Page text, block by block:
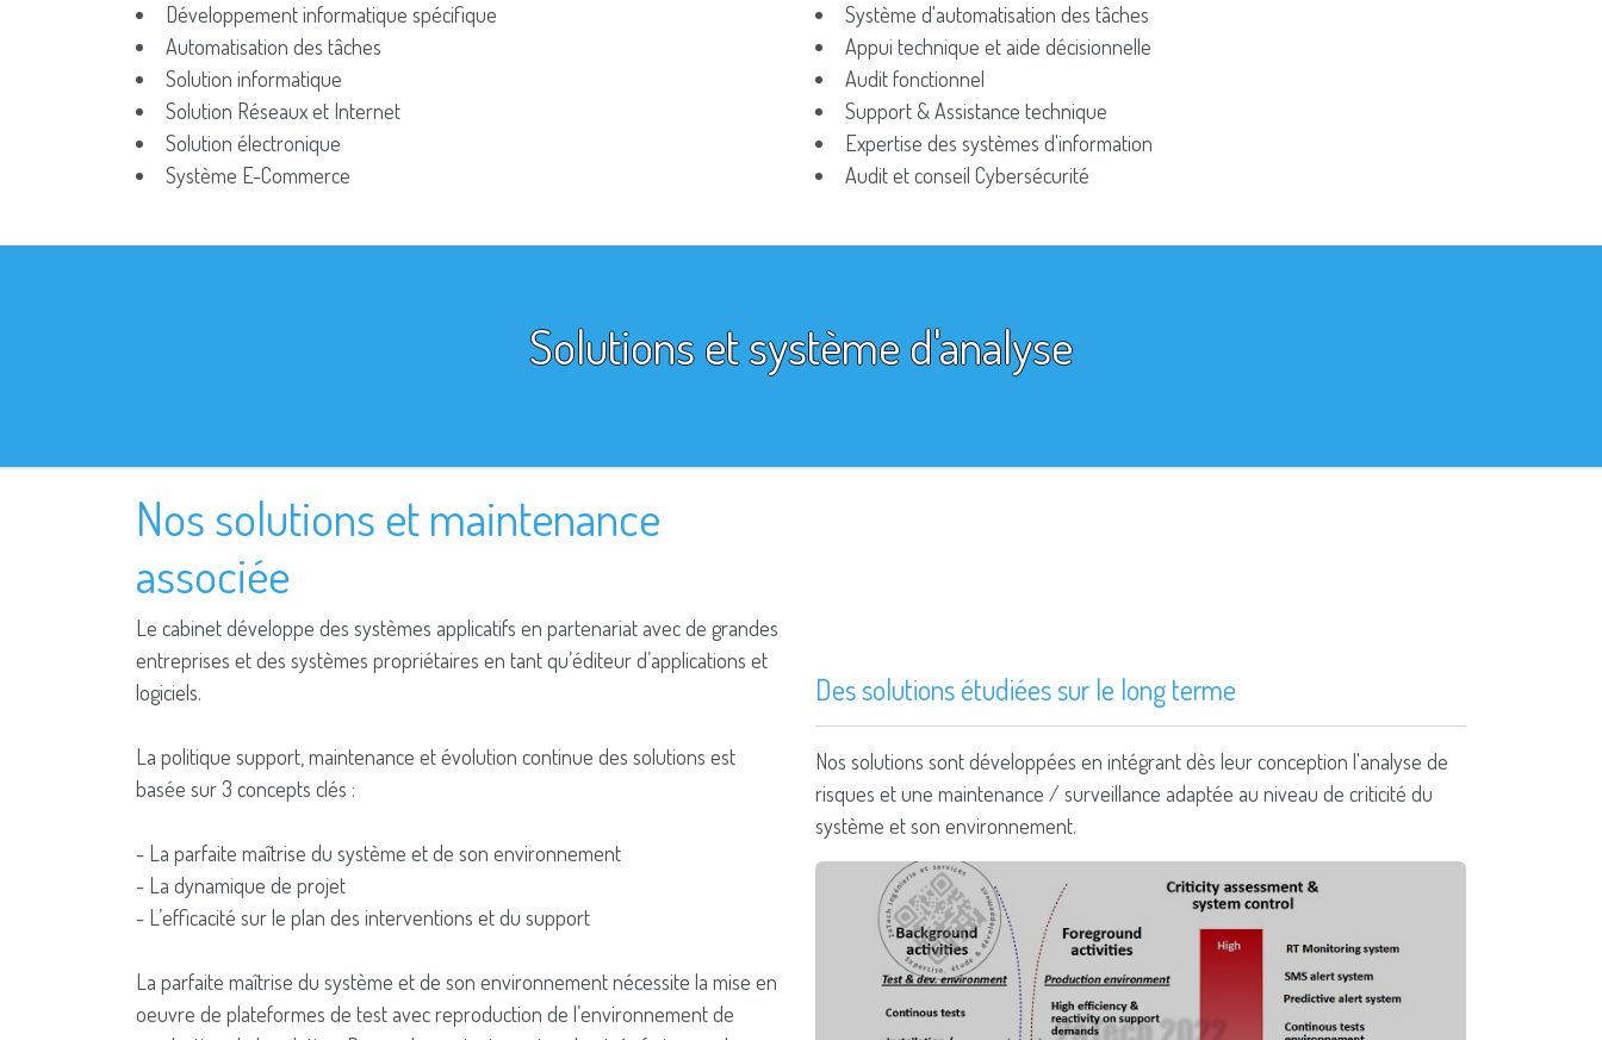
Développement informatique spécifique
Automatisation des tâches
Solution informatique
Solution Réseaux et Internet
Solution électronique
Système E-Commerce
Système d'automatisation des tâches
Appui technique et aide décisionnelle
Audit fonctionnel
Support & Assistance technique
Expertise des systèmes d'information
Audit et conseil Cybersécurité
Solutions et système d'analyse
Nos solutions et maintenance
associée
Le cabinet développe des systèmes applicatifs en partenariat avec de grandes
entreprises et des systèmes propriétaires en tant qu’éditeur d’applications et
logiciels.
La politique support, maintenance et évolution continue des solutions est
basée sur 3 concepts clés :
- La parfaite maîtrise du système et de son environnement
- La dynamique de projet
- L’efficacité sur le plan des interventions et du support
La parfaite maîtrise du système et de son environnement nécessite la mise en
oeuvre de plateformes de test avec reproduction de l’environnement de
Des solutions étudiées sur le long terme
Nos solutions sont développées en intégrant dès leur conception l'analyse de
risques et une maintenance / surveillance adaptée au niveau de criticité du
système et son environnement.